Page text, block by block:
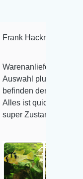
★★★★
Top und die
einwandfrei.
und im
wieder 😃